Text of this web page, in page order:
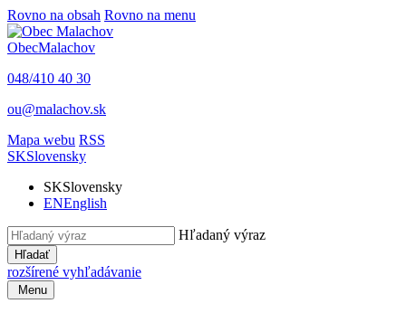
Rovno na obsah Rovno na menu
ObecMalachov
048/410 40 30
ou@malachov.sk
Mapa webu RSS
SKSlovensky
SKSlovensky
ENEnglish
Hľadaný výraz
Hľadať
rozšírené vyhľadávanie
Menu